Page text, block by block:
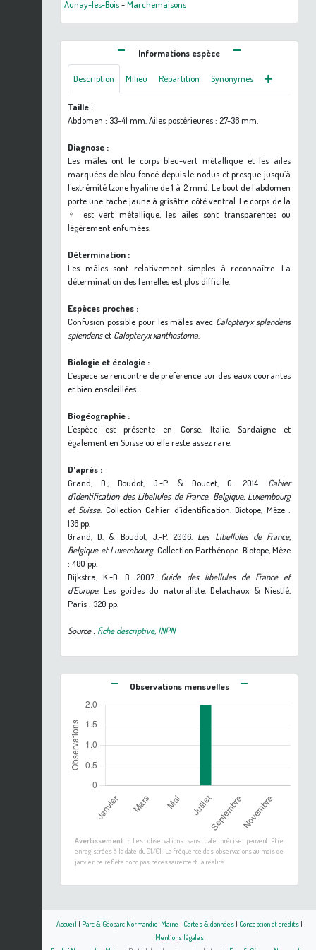
Aunay-les-Bois-Marchemaisons
Informations espèce
Description Milieu Répartition Synonymes
Taille :
Abdomen : 33-41 mm. Ailes postérieures : 27-36 mm.
Diagnose :
Les mâles ont le corps bleu-vert métallique et les ailes
marquées de bleu foncé depuis le nodus et presque jusqu’à
l'extrémité (zone hyaline de 1 à 2 mm). Le bout de l'abdomen
porte une tache jaune à grisâtre côté ventral. Le corps de la
♀ est vert métallique, les ailes sont transparentes ou
légèrement enfumées.
Détermination :
Les mâles sont relativement simples à reconnaître. La
détermination des femelles est plus difficile.
Espèces proches :
Confusion possible pour les mâles avec Calopteryx splendens
splendenset Calopteryx xanthostoma.
Biologie et écologie :
L’espèce se rencontre de préférence sur des eaux courantes
et bien ensoleillées.
Biogéographie :
L'espèce est présente en Corse, Italie, Sardaigne et
également en Suisse où elle reste assez rare.
D'après :
Grand, D., Boudot, J.-P & Doucet, G. 2014. Cahier
d’identification des Libellules de France, Belgique, Luxembourg
et Suisse. Collection Cahier d’identification. Biotope, Mèze :
136 pp.
Grand, D. & Boudot, J.-P. 2006. Les Libellules de France,
Belgique et Luxembourg. Collection Parthénope. Biotope, Mèze
: 480 pp.
Dijkstra, K.-D. B. 2007. Guide des libellules de France et
d'Europe. Les guides du naturaliste. Delachaux & Niestlé,
Paris : 320 pp.
Source : fiche descriptive, INPN
Observations mensuelles
Avertissement :Les observations sans date précise peuvent être
enregistrées à la date du 01/01. La fréquence des observations au mois de
janvier ne reflète donc pas nécessairement la réalité.
Accueil | Parc & Géoparc Normandie-Maine | Cartes & données| Conception et crédits|
Mentions légales